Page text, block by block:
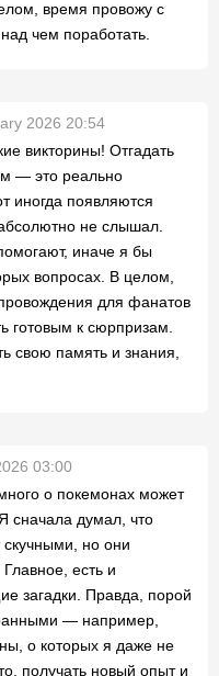
время провожу с
чем поработать.
2026 20:54
викторины! Отгадать
— это реально
иногда появляются
не слышал.
иначе я бы
вопросах. В целом,
для фанатов
готовым к сюрпризам.
свою память и знания,
03:00
о покемонах может
сначала думал, что
скучными, но они
есть и
загадки. Правда, порой
— например,
о которых я даже не
получать новый опыт и